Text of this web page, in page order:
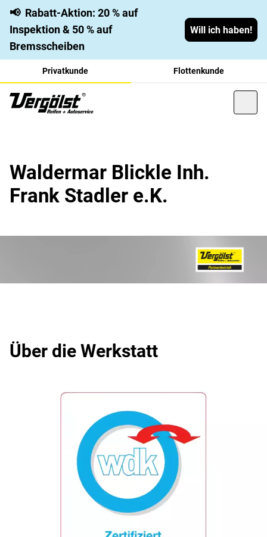
📢 Rabatt-Aktion: 20 % auf
Inspektion & 50 % auf
Bremsscheiben
Will ich haben!
Privatkunde Flottenkunde
Waldermar Blickle Inh.
Frank Stadler e.K.
Über die Werkstatt